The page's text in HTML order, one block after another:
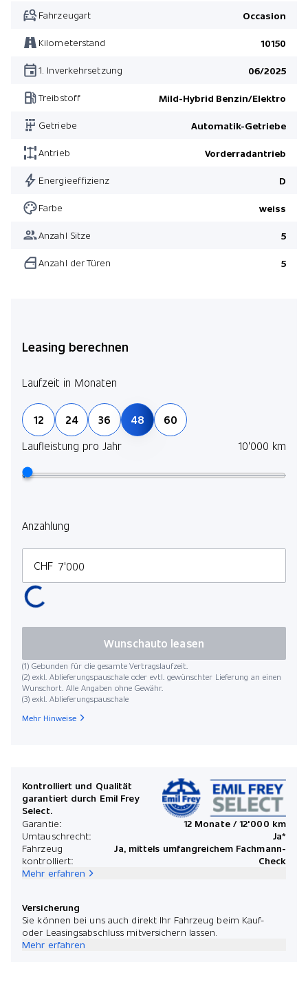
Umfeldbeleuchtung mit Projektion des Markenlogos
Apple Car Play/ Android Auto
Fahrzeugart Occasion
Kilometerstand 10150
1. Inverkehrsetzung 06/2025
Treibstoff Mild-Hybrid Benzin/Elektro
Getriebe Automatik-Getriebe
Antrieb Vorderradantrieb
Energieeffizienz D
Farbe weiss
Anzahl Sitze 5
Anzahl der Türen 5
Leasing berechnen
Laufzeit in Monaten
12 24 36 48
60
Laufleistung pro Jahr
10'000 km
Anzahlung
CHF
(1) Gebunden für die gesamte Vertragslaufzeit.
(2) exkl. Ablieferungspauschale oder evtl. gewünschter Lieferung an einen
Wunschort. Alle Angaben ohne Gewähr.
(3) exkl. Ablieferungspauschale
Wunschauto leasen
Mehr Hinweise
Kontrolliert und Qualität
garantiert durch Emil Frey
Select.
Garantie:
12 Monate / 12'000 km
Umtauschrecht:
Ja*
Fahrzeug
kontrolliert:
Ja, mittels umfangreichem Fachmann-
Check
Mehr erfahren
Versicherung
Sie können bei uns auch direkt Ihr Fahrzeug beim Kauf-
oder Leasingsabschluss mitversichern lassen.
Mehr erfahren